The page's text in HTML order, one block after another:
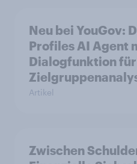
Neu bei YouGov:
Profiles AI Agent
Dialogfunktion für
Artikel
Zwischen